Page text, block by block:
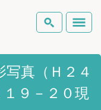
検索
真（Ｈ２４
９－２０現